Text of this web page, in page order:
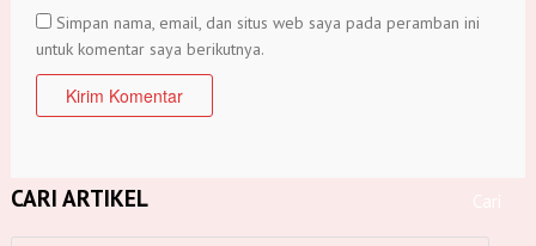
Simpan nama, email, dan situs web saya pada peramban ini
untuk komentar saya berikutnya.
CARI ARTIKEL